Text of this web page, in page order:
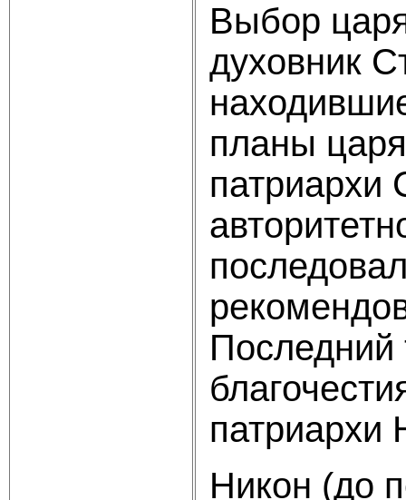
Выбор
духовник
планы
патриархи
Последний
патриархи
Никон (до